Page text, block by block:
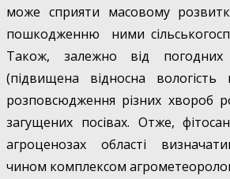
може сприяти масовому
пошкодженню ними
Також, залежно від
(підвищена відносна вологість
розповсюдження різних хвороб
загущених посівах. Отже,
агроценозах області
чином комплексом